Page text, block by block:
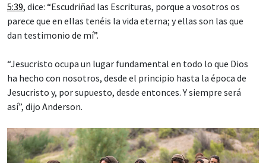
5:39, dice: “Escudriñad las Escrituras, porque a vosotros os
parece que en ellas tenéis la vida eterna; y ellas son las que
dan testimonio de mí”.
“Jesucristo ocupa un lugar fundamental en todo lo que Dios
ha hecho con nosotros, desde el principio hasta la época de
Jesucristo y, por supuesto, desde entonces. Y siempre será
así”, dijo Anderson.